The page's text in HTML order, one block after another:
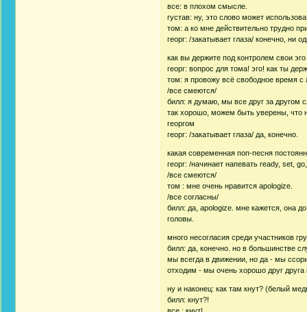
все: в плохом смысле.
густав: ну, это слово может
том: а ко мне действительно трудно
георг: /закатывает глаза/ конечно, ни
как вы держите под контролем свои
георг: вопрос для тома! эго! как ты
том: я провожу всё свободное время
/все смеются/
билл: я думаю, мы все друг за другом
так хорошо, можем быть уверены, что
георгом
георг: /закатывает глаза/ да, конечно.
какая современная поп-песня
георг: /начинает напевать ready, set,
/все смеются/
том : мне очень нравится apologize.
/все согласны/
билл: да, apologize. мне кажется, она
головы.
много несогласия среди участников
билл: да, конечно. но в большинстве
мы всегда в движении, но да - мы
отходим - мы очень хорошо друг
ну и наконец: как там кнут? (белый
билл: кнут?!
все : кнут!